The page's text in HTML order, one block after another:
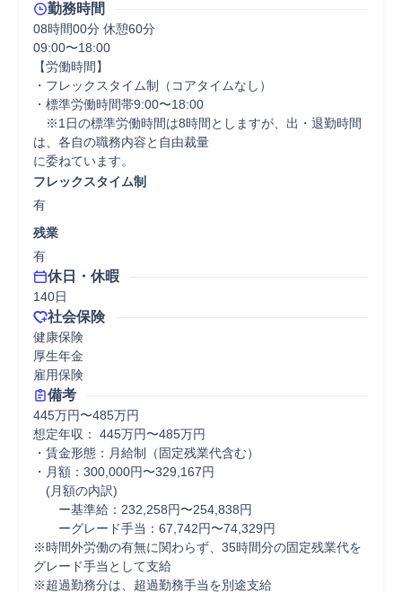
勤務時間
08時間00分 休憩60分
09:00〜18:00
【労働時間】
・フレックスタイム制（コアタイムなし）
・標準労働時間帯9:00〜18:00
※1日の標準労働時間は8時間としますが、出・退勤時間
は、各自の職務内容と自由裁量
に委ねています。
フレックスタイム制
有
残業
有
休日・休暇
140日
社会保険
健康保険
厚生年金
雇用保険
備考
445万円〜485万円
想定年収： 445万円〜485万円
・賃金形態：月給制（固定残業代含む）
・月額：300,000円〜329,167円
(月額の内訳)
ー基準給：232,258円〜254,838円
ーグレード手当：67,742円〜74,329円
※時間外労働の有無に関わらず、35時間分の固定残業代を
グレード手当として支給
※超過勤務分は、超過勤務手当を別途支給